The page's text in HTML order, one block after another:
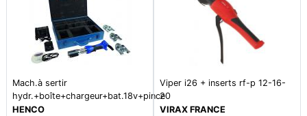
Mach.à sertir
hydr.+boîte+chargeur+bat.18v+pince
th 16-20-26
HENCO
Viper i26 + inserts rf-p 12-16-
20
VIRAX FRANCE